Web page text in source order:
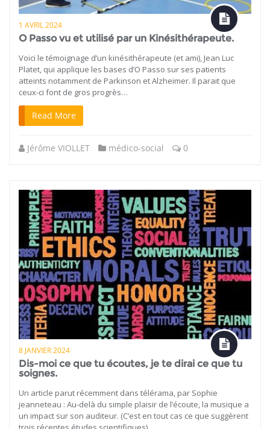
1 AVRIL 2024
O Passo vu et utilisé par un Kinésithérapeute.
Voici le témoignage d’un kinésithérapeute (et ami), Jean Luc
Platet, qui applique les bases d’O Passo sur ses patients
atteints notamment de Parkinson et Alzheimer. Il parait que
ceux-ci font de gros progrès…
Read More
Jérôme VIOLLET médico-social 0
8 JANVIER 2024
Dis-moi ce que tu écoutes, je te dirai ce que tu
soignes.
Un article parut récemment dans télérama, par Sophie
jeanneteau : Au-delà du simple plaisir de l’écoute, la musique a
un impact sur son auditeur. (C’est en tout cas ce que suggèrent